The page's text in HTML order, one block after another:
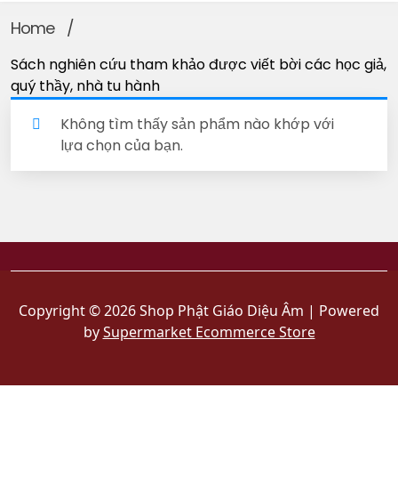
Home /
Sách nghiên cứu tham khảo được viết bời các học giả,
quý thầy, nhà tu hành
Không tìm thấy sản phẩm nào khớp với
lựa chọn của bạn.
Copyright © 2026 Shop Phật Giáo Diệu Âm | Powered
bySupermarket Ecommerce Store